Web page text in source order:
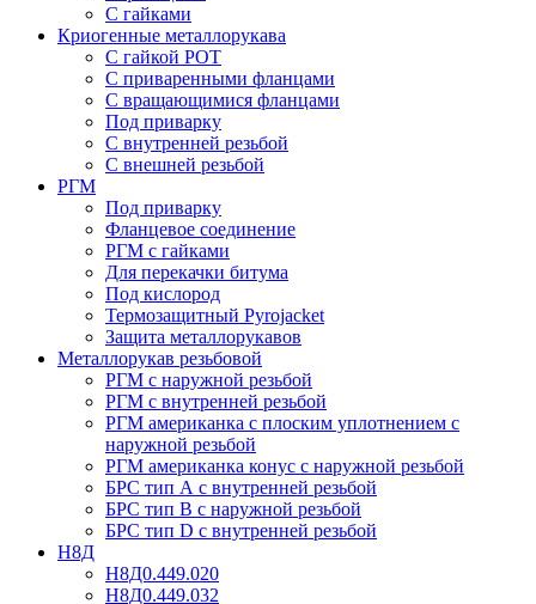
С гайками
Криогенные металлорукава
С гайкой РОТ
С приваренными фланцами
С вращающимися фланцами
Под приварку
С внутренней резьбой
С внешней резьбой
РГМ
Под приварку
Фланцевое соединение
РГМ с гайками
Для перекачки битума
Под кислород
Термозащитный Pyrojacket
Защита металлорукавов
Металлорукав резьбовой
РГМ с наружной резьбой
РГМ с внутренней резьбой
РГМ американка с плоским уплотнением с
наружной резьбой
РГМ американка конус с наружной резьбой
БРС тип А с внутренней резьбой
БРС тип В с наружной резьбой
БРС тип D с внутренней резьбой
Н8Д
Н8Д0.449.020
Н8Д0.449.032